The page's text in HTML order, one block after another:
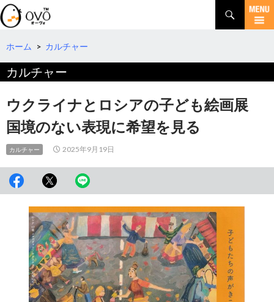
検
索
コ
テ
ツ
へ
ホーム > カルチャー
カルチャー
ウクライナとロシアの子ども絵画展
国境のない表現に希望を見る
カルチャー 2025年9月19日